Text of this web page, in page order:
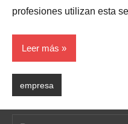
profesiones utilizan esta
Leer más
empresa